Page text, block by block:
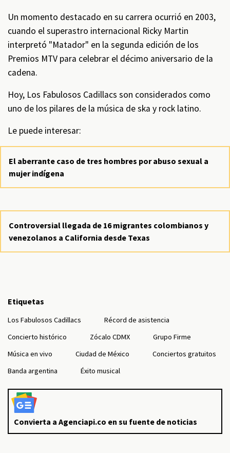
Un momento destacado en su carrera ocurrió en 2003,
cuando el superastro internacional Ricky Martin
interpretó "Matador" en la segunda edición de los
Premios MTV para celebrar el décimo aniversario de la
cadena.
Hoy, Los Fabulosos Cadillacs son considerados como
uno de los pilares de la música de ska y rock latino.
Le puede interesar:
El aberrante caso de tres hombres por abuso sexual a
mujer indígena
Controversial llegada de 16 migrantes colombianos y
venezolanos a California desde Texas
Etiquetas
Los Fabulosos Cadillacs
Récord de asistencia
Concierto histórico
Zócalo CDMX
Grupo Firme
Música en vivo
Ciudad de México
Conciertos gratuitos
Banda argentina
Éxito musical
Convierta a Agenciapi.co en su fuente de noticias